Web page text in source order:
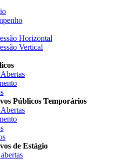
Horizontal
Vertical
Públicos Temporários
de Estágio